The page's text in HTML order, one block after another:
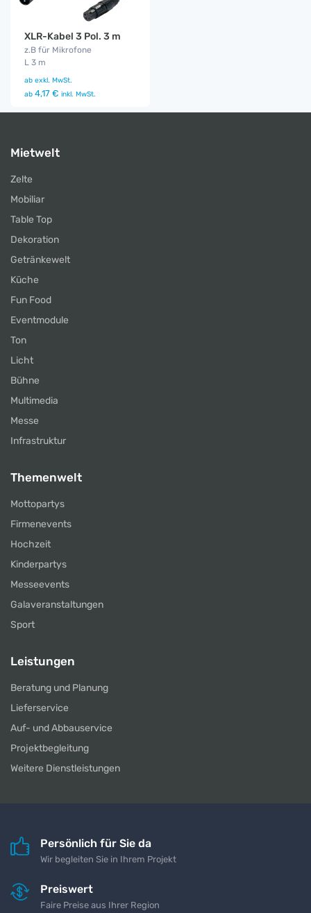
XLR-Kabel 3 Pol. 3 m
z.B für Mikrofone
L 3 m
ab exkl. MwSt.
ab 4,17 € inkl. MwSt.
Mietwelt
Zelte
Mobiliar
Table Top
Dekoration
Getränkewelt
Küche
Fun Food
Eventmodule
Ton
Licht
Bühne
Multimedia
Messe
Infrastruktur
Themenwelt
Mottopartys
Firmenevents
Hochzeit
Kinderpartys
Messeevents
Galaveranstaltungen
Sport
Leistungen
Beratung und Planung
Lieferservice
Auf- und Abbauservice
Projektbegleitung
Weitere Dienstleistungen
Persönlich für Sie da
Wir begleiten Sie in Ihrem Projekt
Preiswert
Faire Preise aus Ihrer Region